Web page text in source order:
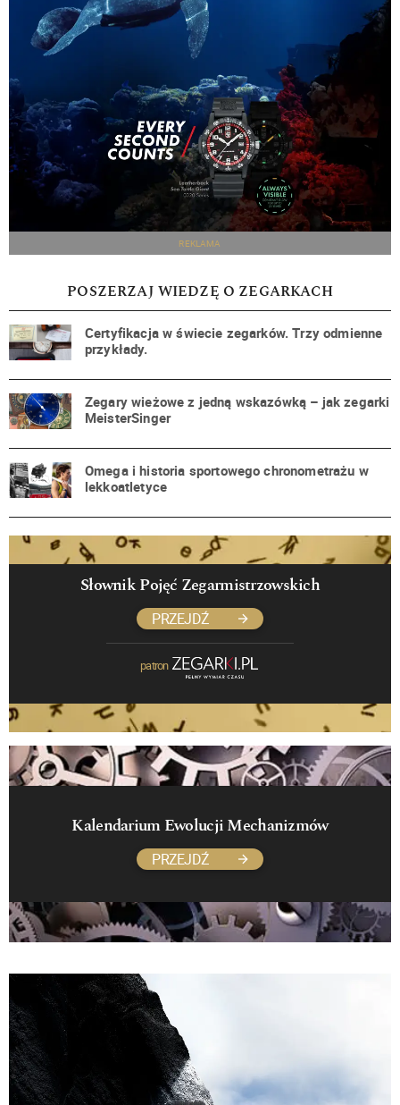
REKLAMA
POSZERZAJ WIEDZĘ O ZEGARKACH
Certyfikacja w świecie zegarków. Trzy odmienne
przykłady.
Zegary wieżowe z jedną wskazówką – jak zegarki
MeisterSinger
Omega i historia sportowego chronometrażu w
lekkoatletyce
Słownik Pojęć Zegarmistrzowskich
PRZEJDŹ
patron
Kalendarium Ewolucji Mechanizmów
PRZEJDŹ